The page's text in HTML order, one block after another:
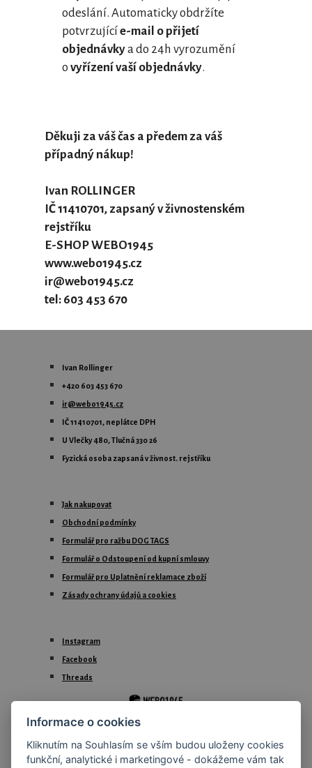
odeslání. Automaticky obdržíte
potvrzujícíe-mail o přijetí
objednávkya do 24h vyrozumění
o vyřízení vaší objednávky.
Děkuji za váš čas a předem za váš
případný nákup!
Ivan ROLLINGER
IČ 11410701, zapsaný v živnostenském
rejstříku
E-SHOP WEBO1945
www.webo1945.cz
ir@webo1945.cz
tel: 603 453 670
Ivan Rollinger
+420 603 453 670
ir@webo1945.cz
IČ 11410701, neplátce DPH
U Vlečky 480, Tlučná 330 26
Fyzická osoba zapsanáv živnost. rejstříku
Jak nakupovat
Obchodní podmínky
Formulář pro ražbu DOG TAGS
Formulář o Odstoupení od kupní smlouvy
Formulář pro Uplatnění reklamace zboží
Zásady ochrany údajů a cookies
Instagram
Facebook
Threads
Informace o cookies
Kliknutím na Souhlasím se vším budou uloženy cookies
funkční, analytické i marketingové - dokážeme vám tak